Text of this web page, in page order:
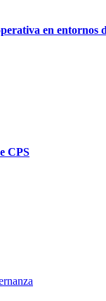
en entornos
CPS